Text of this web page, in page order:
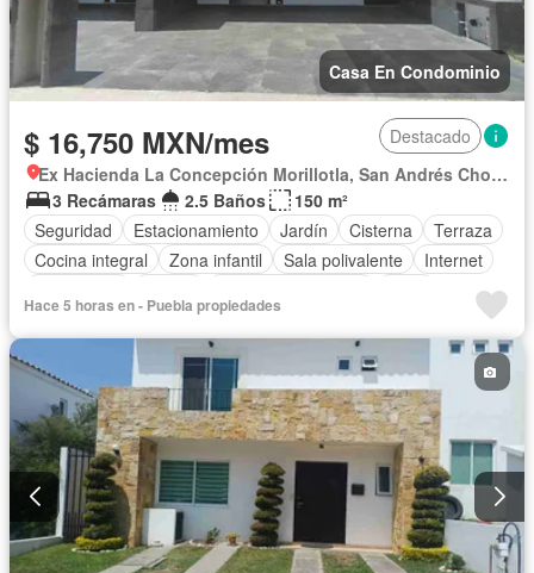
Casa En Condominio
$ 16,750 MXN/mes
Destacado
Ex Hacienda La Concepción Morillotla, San Andrés Cholula
3 Recámaras
2.5 Baños
150 m²
Seguridad
Estacionamiento Jardín Cisterna
Terraza
Cocina integral
Zona infantil Sala polivalente
Internet
Gas natural
Conserje Zonas verdes
Hace 5 horas en - Puebla propiedades